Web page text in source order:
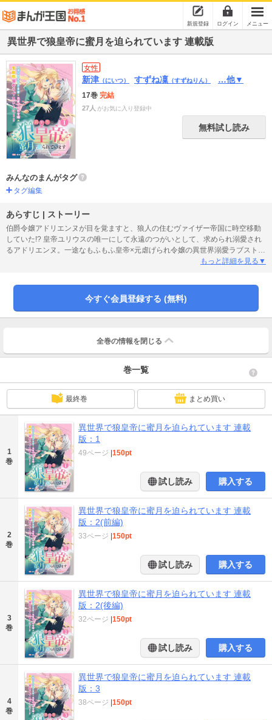
新規登録 ログイン メニュー
異世界で狼皇帝に蜜月を迫られています 連載版
女性
新津 （にいつ） すずね凜 （すずねりん） …他▼
17巻 完結
27人 がお気に入り登録中
無料試し読み
みんなのまんがタグ
タグ編集
あらすじ | ストーリー
伯爵令嬢アドリエンヌが目を覚ますと、狼人の住むヴァイザー帝国に時空移動
していた!? 皇帝ユリウスの唯一にして永遠のつがいとして、求められ溺愛され
るアドリエンヌ。一途なもふもふ皇帝×元虐げられ令嬢の異世界溺愛ラブストー
もっと詳細を見る▼
今すぐ会員登録する (無料)
全巻の情報を 閉じる
巻一覧
最終巻 まとめ買い
1
巻
異世界で狼皇帝に蜜月を迫られています 連載
版：1
49ページ 150pt
試し読み 購入する
2
巻
異世界で狼皇帝に蜜月を迫られています 連載
版：2(前編)
33ページ 150pt
試し読み 購入する
3
巻
異世界で狼皇帝に蜜月を迫られています 連載
版：2(後編)
32ページ 150pt
試し読み 購入する
4
巻
異世界で狼皇帝に蜜月を迫られています 連載
版：3
38ページ 150pt